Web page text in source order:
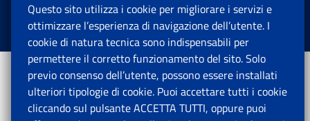
Istituto Nazionale Previdenza Sociale.
Tutti i diritti riservati.
Questo sito utilizza i cookie per migliorare i servizi e
ottimizzare l’esperienza di navigazione dell’utente. I
cookie di natura tecnica sono indispensabili per
permettere il corretto funzionamento del sito. Solo
previo consenso dell’utente, possono essere installati
ulteriori tipologie di cookie. Puoi accettare tutti i cookie
cliccando sul pulsante ACCETTA TUTTI, oppure puoi